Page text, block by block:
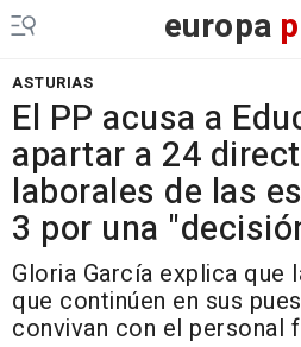
europa
ASTURIAS
El PP acusa a
apartar a 24
laborales de las
3 por una
Gloria García explica que
que continúen en sus
convivan con el personal